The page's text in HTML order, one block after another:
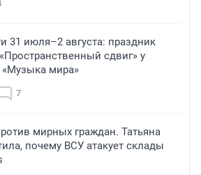
31 июля–2 августа: праздник
сдвиг» у
мира»
7
мирных граждан. Татьяна
почему ВСУ атакует склады